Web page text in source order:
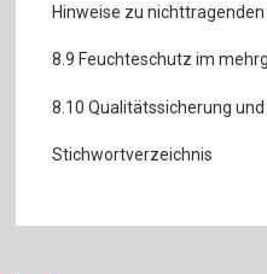
Hinweise zu
8.9 Feuchteschutz im
8.10 Qualitätssicherung
Stichwortverzeichnis